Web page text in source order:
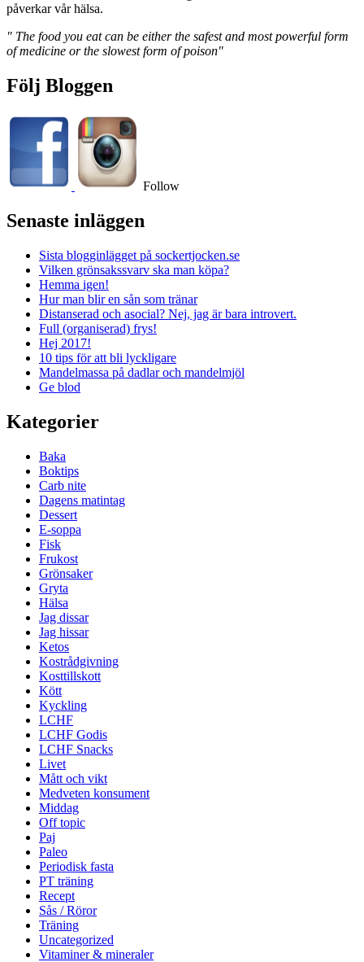
påverkar vår hälsa.
" The food you eat can be either the safest and most powerful form
of medicine or the slowest form of poison"
Följ Bloggen
Follow
Senaste inläggen
Sista blogginlägget på sockertjocken.se
Vilken grönsakssvarv ska man köpa?
Hemma igen!
Hur man blir en sån som tränar
Distanserad och asocial? Nej, jag är bara introvert.
Full (organiserad) frys!
Hej 2017!
10 tips för att bli lyckligare
Mandelmassa på dadlar och mandelmjöl
Ge blod
Kategorier
Baka
Boktips
Carb nite
Dagens matintag
Dessert
E-soppa
Fisk
Frukost
Grönsaker
Gryta
Hälsa
Jag dissar
Jag hissar
Ketos
Kostrådgivning
Kosttillskott
Kött
Kyckling
LCHF
LCHF Godis
LCHF Snacks
Livet
Mått och vikt
Medveten konsument
Middag
Off topic
Paj
Paleo
Periodisk fasta
PT träning
Recept
Sås / Röror
Träning
Uncategorized
Vitaminer & mineraler